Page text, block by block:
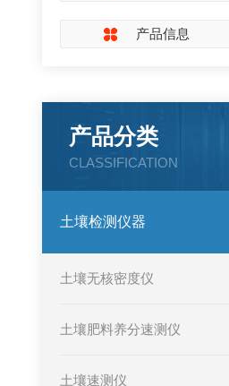
产品信息
产品分类
CLASSIFICATION
土壤检测仪器
土壤无核密度仪
土壤肥料养分速测仪
土壤速测仪